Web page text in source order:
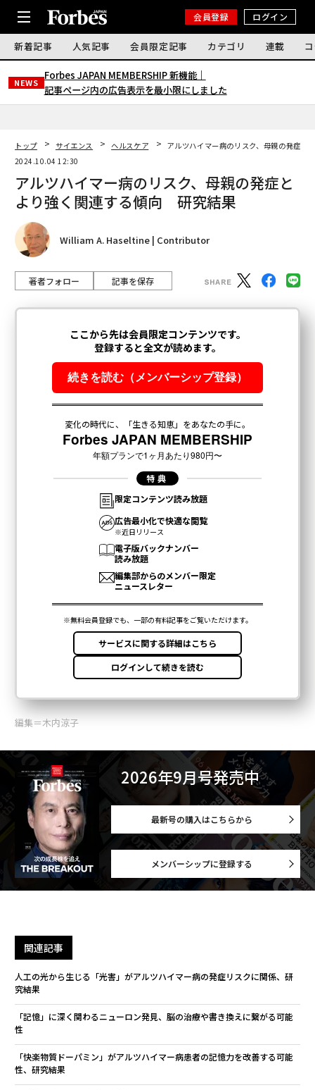
会員登録 ログイン
新着記事 人気記事 会員限定記事 カテゴリ 連載
NEWS
Forbes JAPAN MEMBERSHIP 新機能｜
記事ページ内の広告表示を最小限にしました
トップ サイエンス ヘルスケア
アルツハイマー病のリスク、母親の発症
2024.10.04 12:30
アルツハイマー病のリスク、母親の発症と
より強く関連する傾向 研究結果
William A. Haseltine | Contributor
著者フォロー 記事を保存
編集＝木内涼子
2026年9月号発売中
最新号の購入はこちらから
メンバーシップに登録する
関連記事
人工の光から生じる「光害」がアルツハイマー病の発症リスクに関係、研
究結果
「記憶」に深く関わるニューロン発見、脳の治療や書き換えに繋がる可能
性
「快楽物質ドーパミン」がアルツハイマー病患者の記憶力を改善する可能
性、研究結果